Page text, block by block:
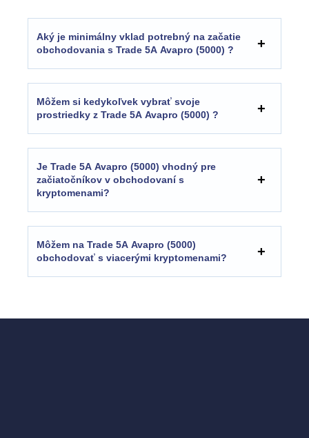
Aký je minimálny vklad potrebný na začatie
obchodovania s Trade 5A Avapro (5000) ?
Môžem si kedykoľvek vybrať svoje
prostriedky z Trade 5A Avapro (5000) ?
Je Trade 5A Avapro (5000) vhodný pre
začiatočníkov v obchodovaní s
kryptomenami?
Môžem na Trade 5A Avapro (5000)
obchodovať s viacerými kryptomenami?